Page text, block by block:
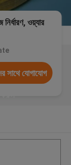
ওয়্যার
সাথে যোগাযোগ